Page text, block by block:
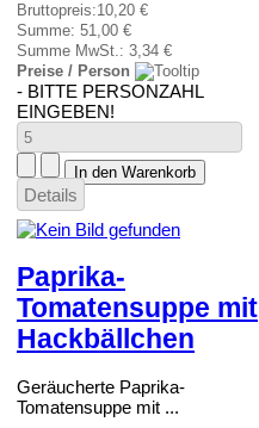
Bruttopreis:10,20 €
Summe: 51,00 €
Summe MwSt.: 3,34 €
Preise / Person
- BITTE PERSONZAHL
EINGEBEN!
Details
Paprika-
Tomatensuppe mit
Hackbällchen
Geräucherte Paprika-
Tomatensuppe mit ...